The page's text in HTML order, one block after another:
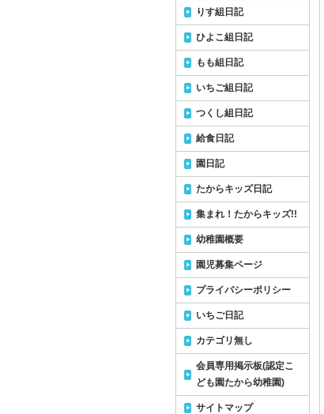
りす組日記
ひよこ組日記
もも組日記
いちご組日記
つくし組日記
給食日記
園日記
たからキッズ日記
集まれ！たからキッズ!!
幼稚園概要
園児募集ページ
プライバシーポリシー
いちご日記
カテゴリ無し
会員専用掲示板(認定こ
ども園たから幼稚園)
サイトマップ